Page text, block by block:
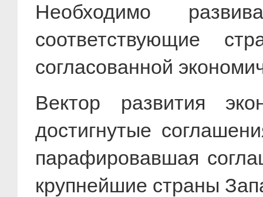
Необходимо
соответствующие
согласованной
Вектор развития
достигнутые
парафировавшая
крупнейшие страны